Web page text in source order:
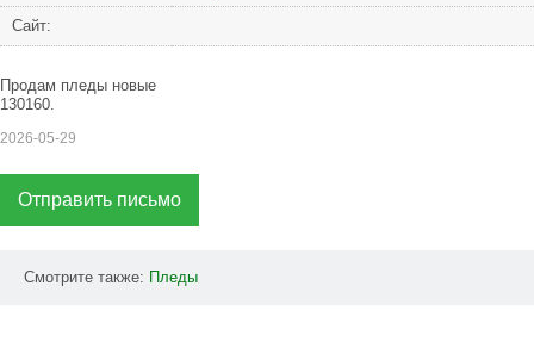
Сайт:
Продам пледы новые
130160.
2026-05-29
Отправить письмо
Смотрите также: Пледы